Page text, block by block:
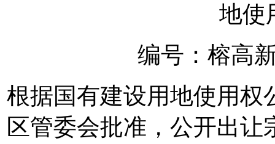
地使
编号：榕高
根据国有建设用地使用权
区管委会批准，公开出让